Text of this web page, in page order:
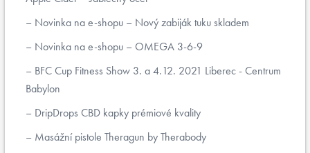
Novinka na e-shopu – Nový zabiják tuku skladem
Novinka na e-shopu – OMEGA 3-6-9
BFC Cup Fitness Show 3. a 4.12. 2021 Liberec - Centrum
Babylon
DripDrops CBD kapky prémiové kvality
Masážní pistole Theragun by Therabody